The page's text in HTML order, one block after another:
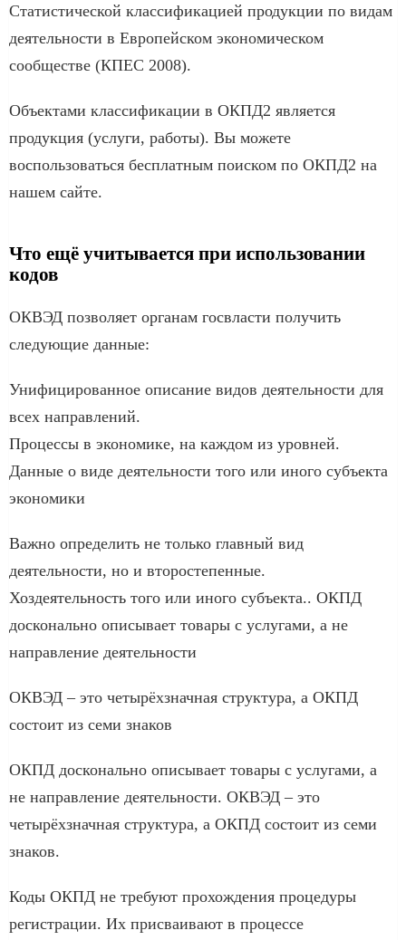
Статистической классификацией продукции по видам
деятельности в Европейском экономическом
сообществе (КПЕС 2008).
Объектами классификации в ОКПД2 является
продукция (услуги, работы). Вы можете
воспользоваться бесплатным поиском по ОКПД2 на
нашем сайте.
Что ещё учитывается при использовании
кодов
ОКВЭД позволяет органам госвласти получить
следующие данные:
Унифицированное описание видов деятельности для
всех направлений.
Процессы в экономике, на каждом из уровней.
Данные о виде деятельности того или иного субъекта
экономики
Важно определить не только главный вид
деятельности, но и второстепенные.
Хоздеятельность того или иного субъекта.. ОКПД
досконально описывает товары с услугами, а не
направление деятельности
ОКВЭД – это четырёхзначная структура, а ОКПД
состоит из семи знаков
ОКПД досконально описывает товары с услугами, а
не направление деятельности. ОКВЭД – это
четырёхзначная структура, а ОКПД состоит из семи
знаков.
Коды ОКПД не требуют прохождения процедуры
регистрации. Их присваивают в процессе